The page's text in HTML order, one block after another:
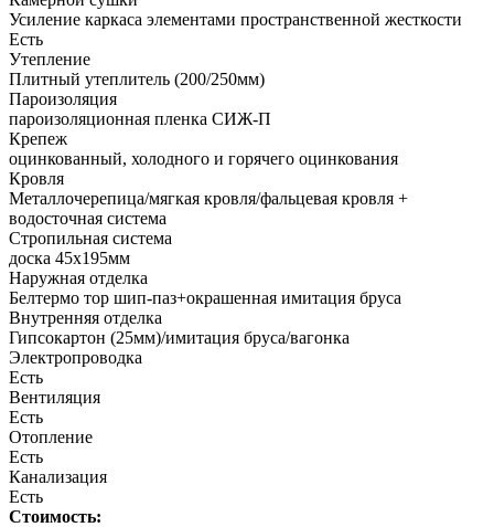
Усиление каркаса элементами пространственной жесткости
Есть
Утепление
Плитный утеплитель (200/250мм)
Пароизоляция
пароизоляционная пленка СИЖ-П
Крепеж
оцинкованный, холодного и горячего оцинкования
Кровля
Металлочерепица/мягкая кровля/фальцевая кровля +
водосточная система
Стропильная система
доска 45х195мм
Наружная отделка
Белтермо тор шип-паз+окрашенная имитация бруса
Внутренняя отделка
Гипсокартон (25мм)/имитация бруса/вагонка
Электропроводка
Есть
Вентиляция
Есть
Отопление
Есть
Канализация
Есть
Стоимость: